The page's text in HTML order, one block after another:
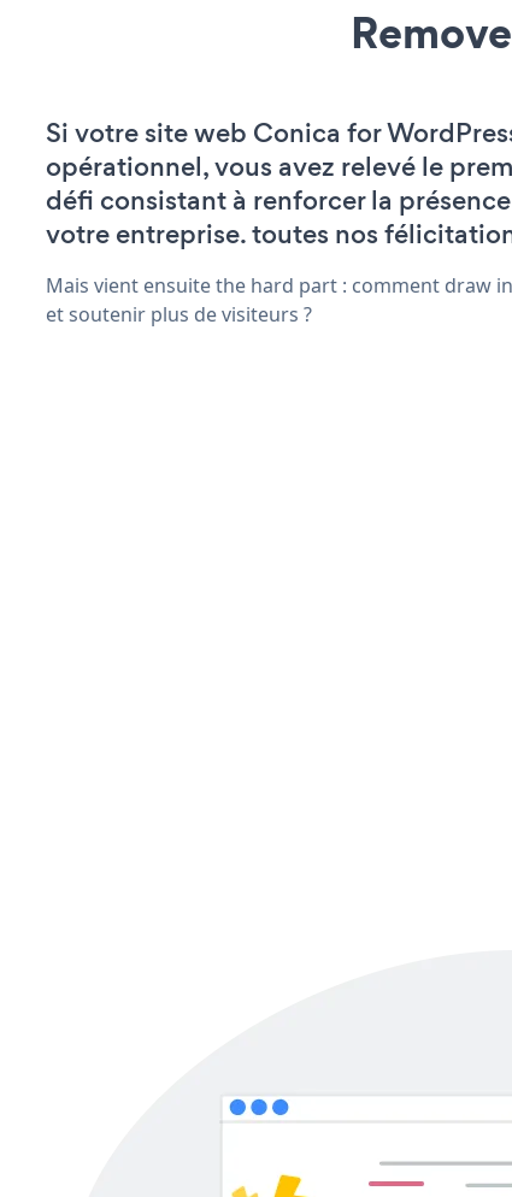
Si votre site web Conica for
opérationnel, vous avez relevé le
défi consistant à renforcer la
votre entreprise. toutes nos
Mais vient ensuite the hard part : comment draw
et soutenir plus de visiteurs ?